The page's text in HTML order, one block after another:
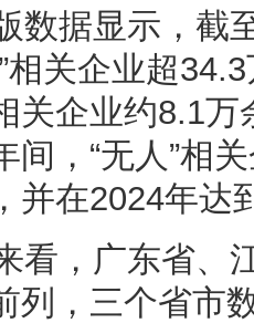
数据显示，截
相关企业超
关企业约8.1
间，“无人”相
并在2024年达
看，广东省、
列，三个省市